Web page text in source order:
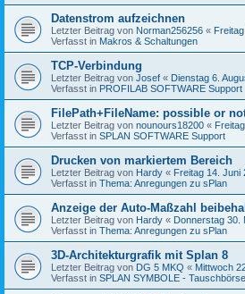
Datenstrom aufzeichnen
Letzter Beitrag von Norman256256 «
Verfasst in Makros & Schaltungen
TCP-Verbindung
Letzter Beitrag von Josef « Dienstag 6.
Verfasst in PROFILAB SOFTWARE Support
FilePath+FileName: possible or
Letzter Beitrag von nounours18200 «
Verfasst in SPLAN SOFTWARE Support
Drucken von markiertem Bereich
Letzter Beitrag von Hardy « Freitag 14. Juni
Verfasst in Thema: Anregungen zu sPlan
Anzeige der Auto-Maßzahl
Letzter Beitrag von Hardy « Donnerstag 30.
Verfasst in Thema: Anregungen zu sPlan
3D-Architekturgrafik mit Splan 8
Letzter Beitrag von DG 5 MKQ « Mittwoch
Verfasst in SPLAN SYMBOLE - Tauschbörse